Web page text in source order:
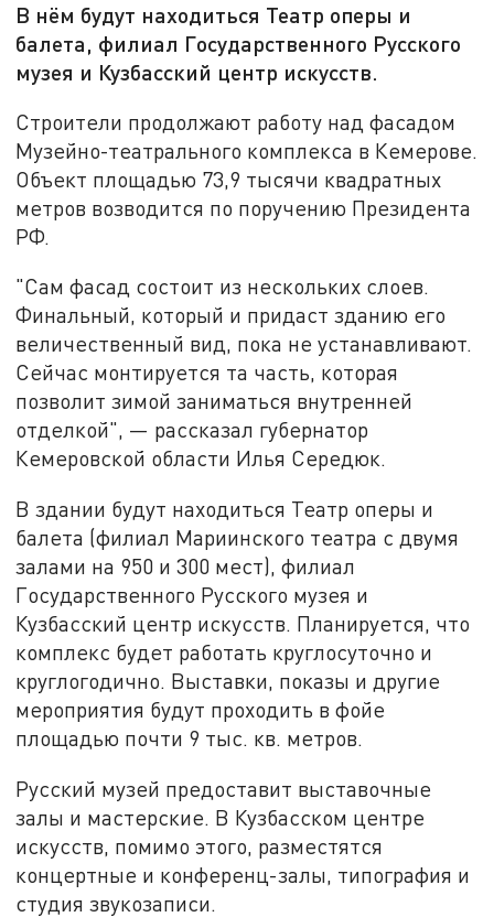
В нём будут находиться Театр оперы и
балета, филиал Государственного Русского
музея и Кузбасский центр искусств.
Строители продолжают работу над фасадом
Музейно-театрального комплекса в Кемерове.
Объект площадью 73,9 тысячи квадратных
метров возводится по поручению Президента
РФ.
"Сам фасад состоит из нескольких слоев.
Финальный, который и придаст зданию его
величественный вид, пока не устанавливают.
Сейчас монтируется та часть, которая
позволит зимой заниматься внутренней
отделкой", — рассказал губернатор
Кемеровской области Илья Середюк.
В здании будут находиться Театр оперы и
балета (филиал Мариинского театра с двумя
залами на 950 и 300 мест), филиал
Государственного Русского музея и
Кузбасский центр искусств. Планируется, что
комплекс будет работать круглосуточно и
круглогодично. Выставки, показы и другие
мероприятия будут проходить в фойе
площадью почти 9 тыс. кв. метров.
Русский музей предоставит выставочные
залы и мастерские. В Кузбасском центре
искусств, помимо этого, разместятся
концертные и конференц-залы, типография и
студия звукозаписи.